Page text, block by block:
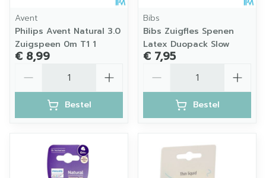
Avent
Philips Avent Natural 3.0
Zuigspeen 0m T1 1
€ 8,99
Bestel
Bibs
Bibs Zuigfles Spenen
Latex Duopack Slow
€ 7,95
Bestel